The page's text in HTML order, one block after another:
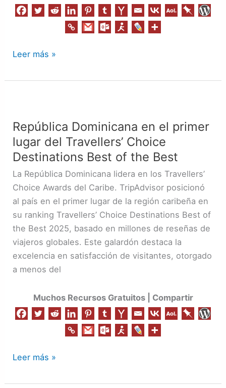
Leer más »
República Dominicana en el primer
lugar del Travellers’ Choice
Destinations Best of the Best
La República Dominicana lidera en los Travellers’
Choice Awards del Caribe. TripAdvisor posicionó
al país en el primer lugar de la región caribeña en
su ranking Travellers’ Choice Destinations Best of
the Best 2025, basado en millones de reseñas de
viajeros globales. Este galardón destaca la
excelencia en satisfacción de visitantes, otorgado
a menos del
Muchos Recursos Gratuitos | Compartir
en
el
primer
Choice
Destinations
Leer más »